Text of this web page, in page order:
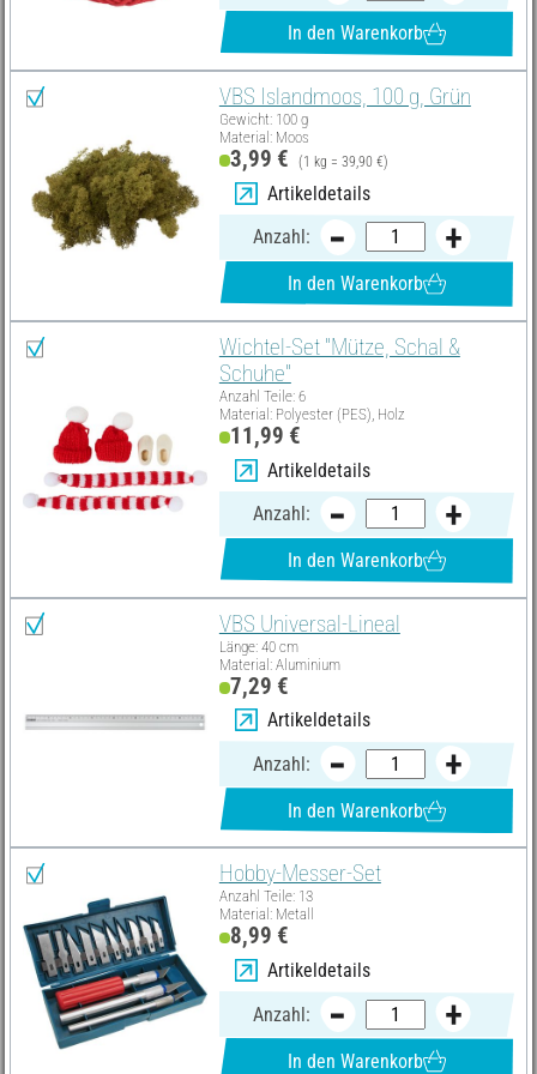
In den Warenkorb
VBS Islandmoos, 100 g, Grün
Gewicht: 100 g
Material: Moos
3,99 € (1 kg = 39,90 €)
Artikeldetails
Anzahl:
In den Warenkorb
Wichtel-Set "Mütze, Schal &
Schuhe"
Anzahl Teile: 6
Material: Polyester (PES), Holz
11,99 €
Artikeldetails
Anzahl:
In den Warenkorb
VBS Universal-Lineal
Länge: 40 cm
Material: Aluminium
7,29 €
Artikeldetails
Anzahl:
In den Warenkorb
Hobby-Messer-Set
Anzahl Teile: 13
Material: Metall
8,99 €
Artikeldetails
Anzahl:
In den Warenkorb